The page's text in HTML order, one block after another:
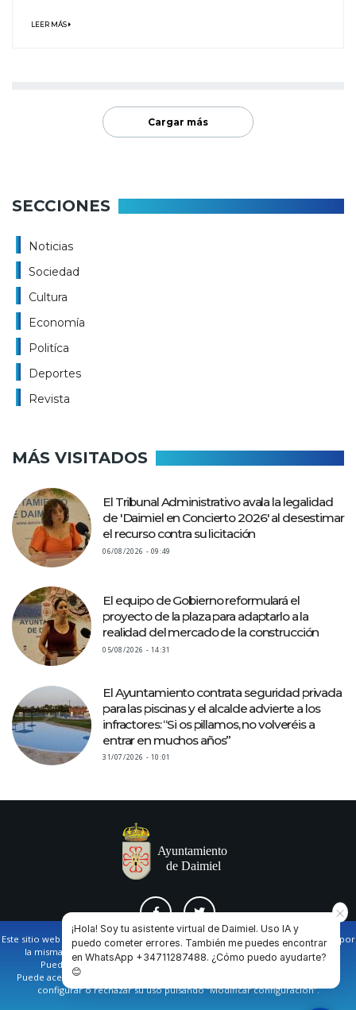
LEER MÁS
Cargar más
SECCIONES
Noticias
Sociedad
Cultura
Economía
Politíca
Deportes
Revista
MÁS VISITADOS
El Tribunal Administrativo avala la legalidad
de 'Daimiel en Concierto 2026' al desestimar
el recurso contra su licitación
06/08/2026 - 09:49
El equipo de Gobierno reformulará el
proyecto de la plaza para adaptarlo a la
realidad del mercado de la construcción
05/08/2026 - 14:31
El Ayuntamiento contrata seguridad privada
para las piscinas y el alcalde advierte a los
infractores: “Si os pillamos, no volveréis a
entrar en muchos años”
31/07/2026 - 10:01
AVISO LEGAL Y POLÍTICA DE PRIVACIDAD COOKIES CONTACTO
Ayuntamiento de Daimiel. Casa Consistorial: Plaza de
Este sitio web utiliza cookies propias y de terceros para facilitar la navegación por
la misma y obtener datos estadísticos de la navegación de los usuarios.
Puede obtener más información en nuestrapolítica de cookies
Puede aceptar todas las cookies pulsando en el botón de “Aceptar”, o bien
configurar o rechazar su uso pulsando “Modificar configuración”.
¡Hola! Soy tu asistente virtual de Daimiel. Uso IA y
puedo cometer errores. También me puedes encontrar
en WhatsApp +34711287488. ¿Cómo puedo ayudarte?
😊